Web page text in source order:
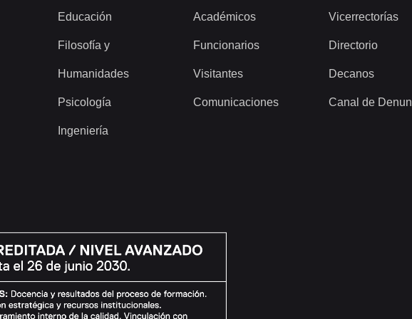
Educación
Filosofía y
Humanidades
Psicología
Ingeniería
Académicos
Funcionarios
Visitantes
Comunicaciones
Vicerrectorías
Directorio
Decanos
Canal de